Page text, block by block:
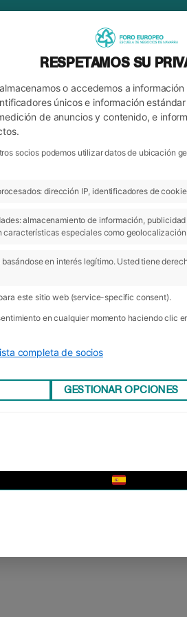
RESPETAMOS SU
o accedemos a
únicos e información
de anuncios y contenido, e
socios podemos utilizar datos de ubicación
dirección IP, identificadores de
almacenamiento de información,
características especiales como geolocalización
en interés legítimo. Usted tiene
este sitio web (service-specific consent).
en cualquier momento haciendo clic
completa de socios
GESTIONAR OPCIONES